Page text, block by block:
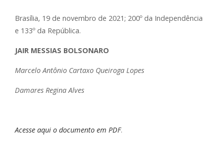
Brasília, 19 de novembro de 2021; 200º da Independência
e 133º da República.
JAIR MESSIAS BOLSONARO
Marcelo Antônio Cartaxo Queiroga Lopes
Damares Regina Alves
Acesse aqui o documento em PDF.